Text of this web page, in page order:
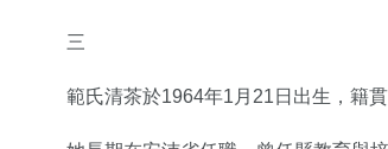
三
範氏清茶於1964年1月21日出生，籍